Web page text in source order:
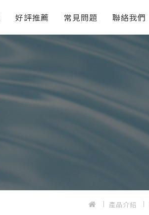
好評推薦 常見問題 聯絡我們
產品介紹